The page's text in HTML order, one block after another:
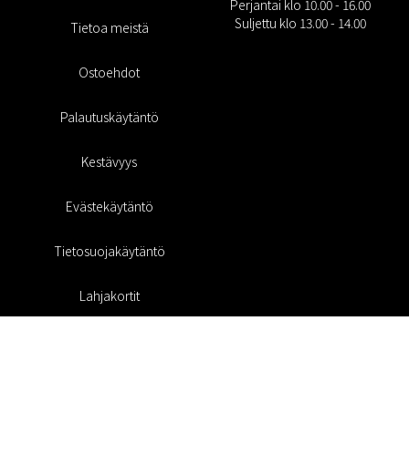
Tietoa meistä
Ostoehdot
Palautuskäytäntö
Kestävyys
Evästekäytäntö
Tietosuojakäytäntö
Lahjakortit
Perjantai klo 10.00 - 16.00
Suljettu klo 13.00 - 14.00